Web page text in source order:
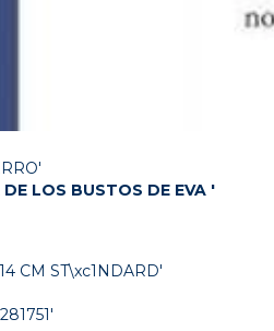
LOS BUSTOS DE EVA '
CM ST\xc1NDARD'